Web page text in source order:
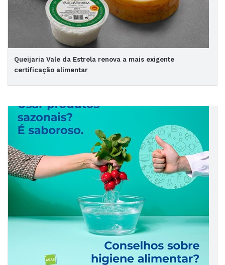
Queijaria Vale da Estrela renova a mais exigente
certificação alimentar